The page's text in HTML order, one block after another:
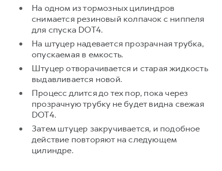
На одном из тормозных цилиндров
снимается резиновый колпачок с ниппеля
для спуска DOT4.
На штуцер надевается прозрачная трубка,
опускаемая в емкость.
Штуцер отворачивается и старая жидкость
выдавливается новой.
Процесс длится до тех пор, пока через
прозрачную трубку не будет видна свежая
DOT4.
Затем штуцер закручивается, и подобное
действие повторяют на следующем
цилиндре.